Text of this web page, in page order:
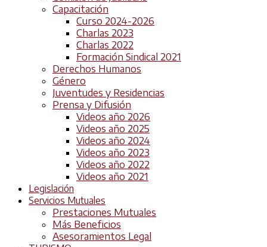
Capacitación
Curso 2024-2026
Charlas 2023
Charlas 2022
Formación Sindical 2021
Derechos Humanos
Género
Juventudes y Residencias
Prensa y Difusión
Videos año 2026
Videos año 2025
Videos año 2024
Videos año 2023
Videos año 2022
Videos año 2021
Legislación
Servicios Mutuales
Prestaciones Mutuales
Más Beneficios
Asesoramientos Legal